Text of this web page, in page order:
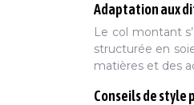
Adaptation aux
Le col montant
structurée en
matières et des
Conseils de style